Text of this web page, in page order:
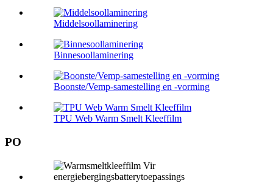
Middelsoollaminering
Binnesoollaminering
Boonste/Vemp-samestelling en -vorming
TPU Web Warm Smelt Kleeffilm
PO